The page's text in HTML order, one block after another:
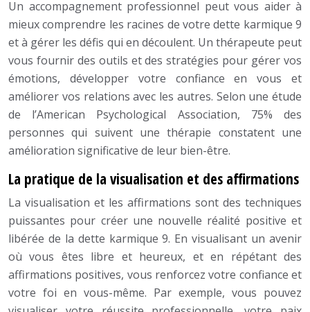
Un accompagnement professionnel peut vous aider à
mieux comprendre les racines de votre dette karmique 9
et à gérer les défis qui en découlent. Un thérapeute peut
vous fournir des outils et des stratégies pour gérer vos
émotions, développer votre confiance en vous et
améliorer vos relations avec les autres. Selon une étude
de l’American Psychological Association, 75% des
personnes qui suivent une thérapie constatent une
amélioration significative de leur bien-être.
La pratique de la visualisation et des affirmations
La visualisation et les affirmations sont des techniques
puissantes pour créer une nouvelle réalité positive et
libérée de la dette karmique 9. En visualisant un avenir
où vous êtes libre et heureux, et en répétant des
affirmations positives, vous renforcez votre confiance et
votre foi en vous-même. Par exemple, vous pouvez